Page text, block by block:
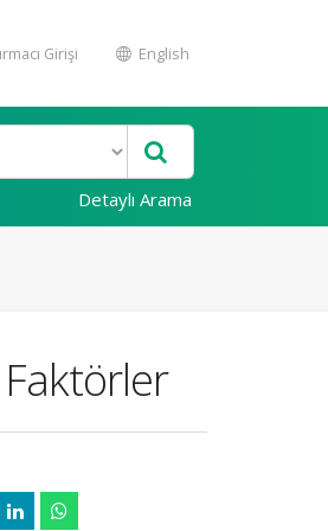
Girişi English
Detaylı Arama